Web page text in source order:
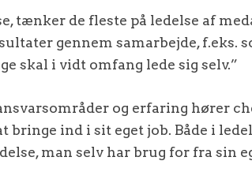
tænker de fleste på ledelse af
gennem samarbejde, f.eks.
skal i vidt omfang lede sig selv.”
og erfaring hører
bringe ind i sit eget job. Både i
man selv har brug for fra sin